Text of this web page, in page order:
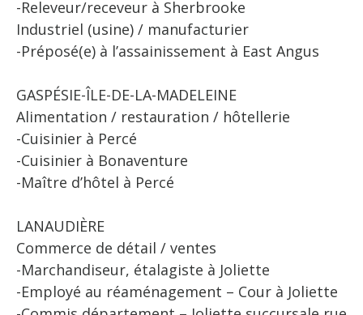
-Releveur/receveur à Sherbrooke
Industriel (usine) / manufacturier
-Préposé(e) à l’assainissement à East Angus
GASPÉSIE-ÎLE-DE-LA-MADELEINE
Alimentation / restauration / hôtellerie
-Cuisinier à Percé
-Cuisinier à Bonaventure
-Maître d’hôtel à Percé
LANAUDIÈRE
Commerce de détail / ventes
-Marchandiseur, étalagiste à Joliette
-Employé au réaménagement – Cour à Joliette